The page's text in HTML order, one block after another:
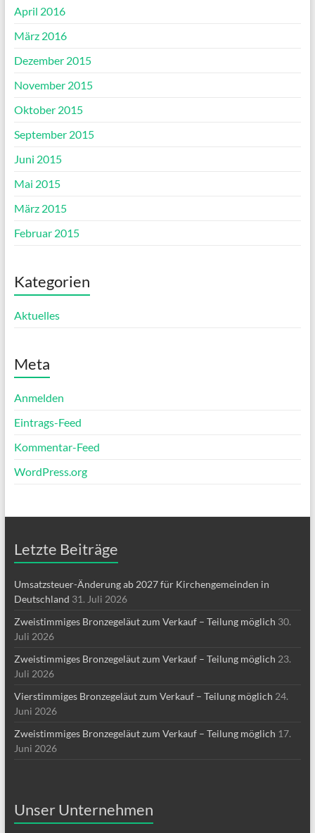
April 2016
März 2016
Dezember 2015
November 2015
Oktober 2015
September 2015
Juni 2015
Mai 2015
März 2015
Februar 2015
Kategorien
Aktuelles
Meta
Anmelden
Eintrags-Feed
Kommentar-Feed
WordPress.org
Letzte Beiträge
Umsatzsteuer-Änderung ab 2027 für Kirchengemeinden in
Deutschland 31. Juli 2026
Zweistimmiges Bronzegeläut zum Verkauf – Teilung möglich 30.
Juli 2026
Zweistimmiges Bronzegeläut zum Verkauf – Teilung möglich 23.
Juli 2026
Vierstimmiges Bronzegeläut zum Verkauf – Teilung möglich 24.
Juni 2026
Zweistimmiges Bronzegeläut zum Verkauf – Teilung möglich 17.
Juni 2026
Unser Unternehmen